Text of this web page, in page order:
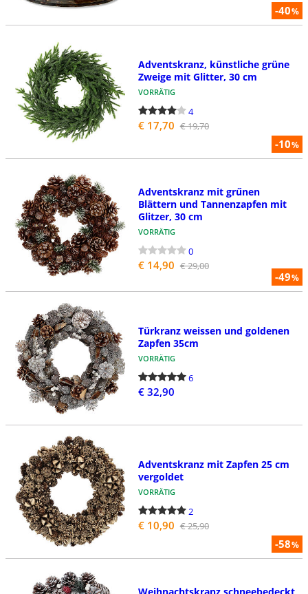
-40%
-10%
Adventskranz, künstliche grüne
Zweige mit Glitter, 30 cm
VORRÄTIG
4
€ 17,70 € 19,70
-49%
Adventskranz mit grűnen
Blättern und Tannenzapfen mit
Glitzer, 30 cm
VORRÄTIG
0
€ 14,90 € 29,00
Türkranz weissen und goldenen
Zapfen 35cm
VORRÄTIG
6
€ 32,90
-58%
Adventskranz mit Zapfen 25 cm
vergoldet
VORRÄTIG
2
€ 10,90 € 25,90